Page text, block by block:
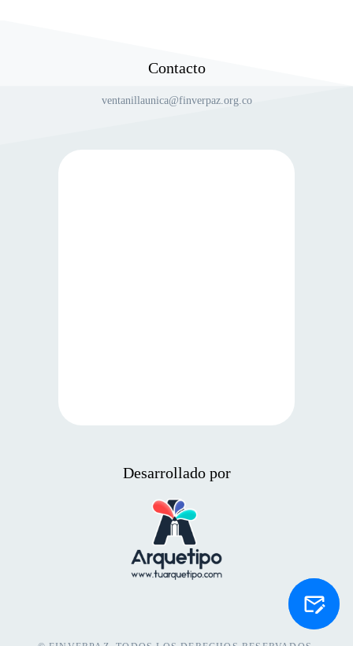
Contacto
ventanillaunica@finverpaz.org.co
Desarrollado por